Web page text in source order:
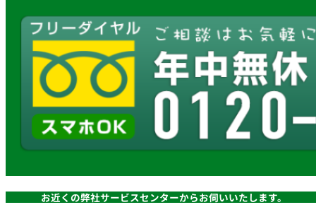
お近くの弊社サービスセンターからお伺いいたします。